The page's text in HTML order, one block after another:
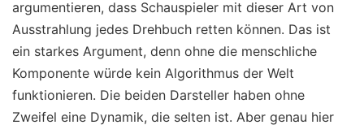
argumentieren, dass Schauspieler mit dieser Art von
Ausstrahlung jedes Drehbuch retten können. Das ist
ein starkes Argument, denn ohne die menschliche
Komponente würde kein Algorithmus der Welt
funktionieren. Die beiden Darsteller haben ohne
Zweifel eine Dynamik, die selten ist. Aber genau hier